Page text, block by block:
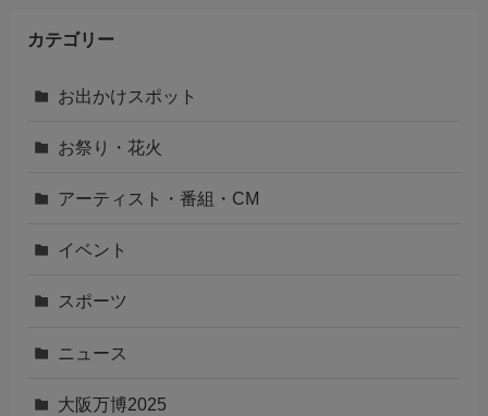
カテゴリー
お出かけスポット
お祭り・花火
アーティスト・番組・CM
イベント
スポーツ
ニュース
大阪万博2025